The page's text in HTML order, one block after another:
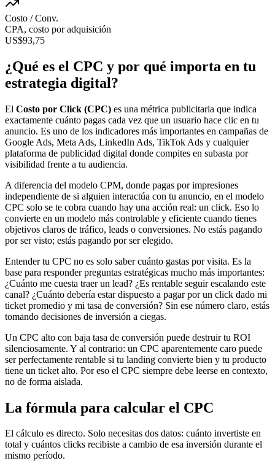
Costo / Conv.
CPA, costo por adquisición
US$93,75
¿Qué es el CPC y por qué importa en tu
estrategia digital?
El Costo por Click (CPC) es una métrica publicitaria que indica
exactamente cuánto pagas cada vez que un usuario hace clic en tu
anuncio. Es uno de los indicadores más importantes en campañas de
Google Ads, Meta Ads, LinkedIn Ads, TikTok Ads y cualquier
plataforma de publicidad digital donde compites en subasta por
visibilidad frente a tu audiencia.
A diferencia del modelo CPM, donde pagas por impresiones
independiente de si alguien interactúa con tu anuncio, en el modelo
CPC solo se te cobra cuando hay una acción real: un click. Eso lo
convierte en un modelo más controlable y eficiente cuando tienes
objetivos claros de tráfico, leads o conversiones. No estás pagando
por ser visto; estás pagando por ser elegido.
Entender tu CPC no es solo saber cuánto gastas por visita. Es la
base para responder preguntas estratégicas mucho más importantes:
¿Cuánto me cuesta traer un lead? ¿Es rentable seguir escalando este
canal? ¿Cuánto debería estar dispuesto a pagar por un click dado mi
ticket promedio y mi tasa de conversión? Sin ese número claro, estás
tomando decisiones de inversión a ciegas.
Un CPC alto con baja tasa de conversión puede destruir tu ROI
silenciosamente. Y al contrario: un CPC aparentemente caro puede
ser perfectamente rentable si tu landing convierte bien y tu producto
tiene un ticket alto. Por eso el CPC siempre debe leerse en contexto,
no de forma aislada.
La fórmula para calcular el CPC
El cálculo es directo. Solo necesitas dos datos: cuánto invertiste en
total y cuántos clicks recibiste a cambio de esa inversión durante el
mismo período.